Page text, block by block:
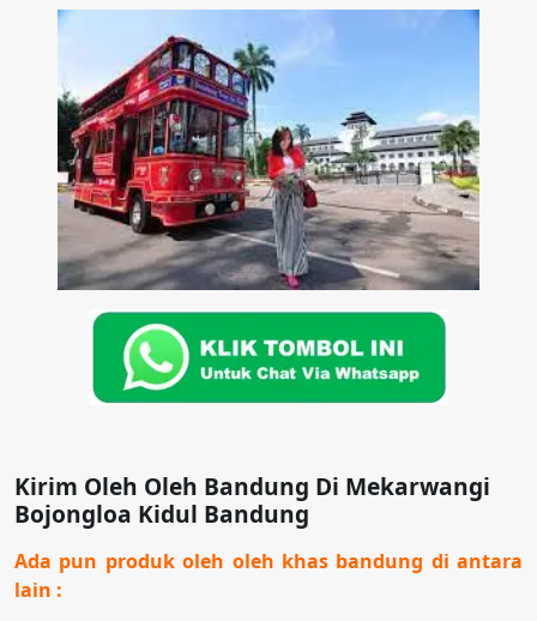
Kirim Oleh Oleh Bandung Di Mekarwangi
Bojongloa Kidul Bandung
Ada pun produk oleh oleh khas bandung di antara
lain :